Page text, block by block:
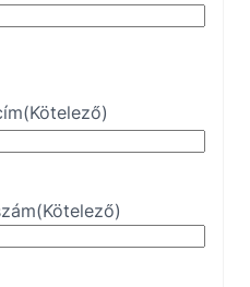
(Kötelező)
(Kötelező)